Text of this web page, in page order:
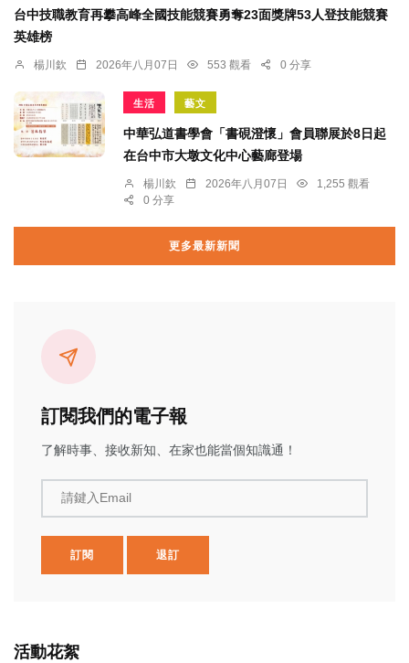
台中技職教育再攀高峰全國技能競賽勇奪23面獎牌53人登技能競賽
英雄榜
楊川欽 2026年八月07日 553 觀看 0 分享
生活 藝文
中華弘道書學會「書硯澄懷」會員聯展於8日起
在台中市大墩文化中心藝廊登場
楊川欽 2026年八月07日
1,255 觀看
0 分享
更多最新新聞
訂閱我們的電子報
了解時事、接收新知、在家也能當個知識通！
請鍵入Email
訂閱 退訂
活動花絮